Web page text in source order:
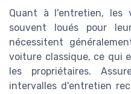
Quant à l'entretien, les
souvent loués pour
nécessitent
voiture classique, ce qui
les propriétaires.
intervalles d'entretien